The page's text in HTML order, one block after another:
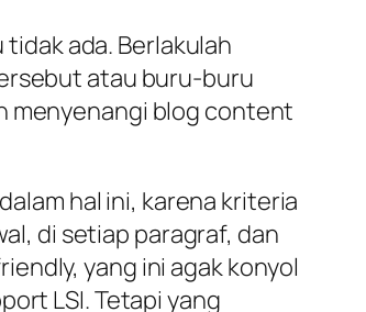
ada. Berlakulah
atau buru-buru
menyenangi blog content
hal ini, karena kriteria
di setiap paragraf, dan
yang ini agak konyol
LSI. Tetapi yang